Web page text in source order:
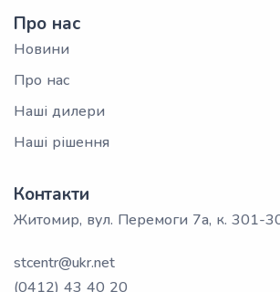
Про нас
Новини
Про нас
Наші дилери
Наші рішення
Контакти
Житомир, вул. Перемоги 7а, к. 301-
stcentr@ukr.net
(0412) 43 40 20